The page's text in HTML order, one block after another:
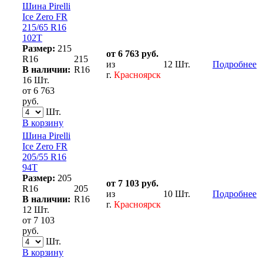
Шина Pirelli
Ice Zero FR
215/65 R16
102T
Размер: 215
R16
В наличии:
16 Шт.
от 6 763
руб.
Шт.
В корзину
215
R16
от 6 763 руб.
из
г. Красноярск
12 Шт. Подробнее
Шина Pirelli
Ice Zero FR
205/55 R16
94T
Размер: 205
R16
В наличии:
12 Шт.
от 7 103
руб.
Шт.
В корзину
205
R16
от 7 103 руб.
из
г. Красноярск
10 Шт. Подробнее